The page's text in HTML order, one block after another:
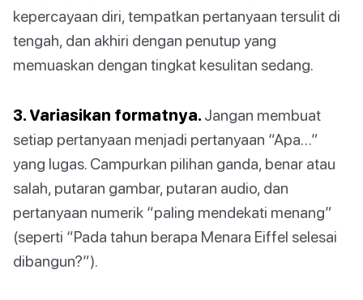
kepercayaan diri, tempatkan pertanyaan tersulit di
tengah, dan akhiri dengan penutup yang
memuaskan dengan tingkat kesulitan sedang.
3. Variasikan formatnya. Jangan membuat
setiap pertanyaan menjadi pertanyaan “Apa…”
yang lugas. Campurkan pilihan ganda, benar atau
salah, putaran gambar, putaran audio, dan
pertanyaan numerik “paling mendekati menang”
(seperti “Pada tahun berapa Menara Eiffel selesai
dibangun?”).